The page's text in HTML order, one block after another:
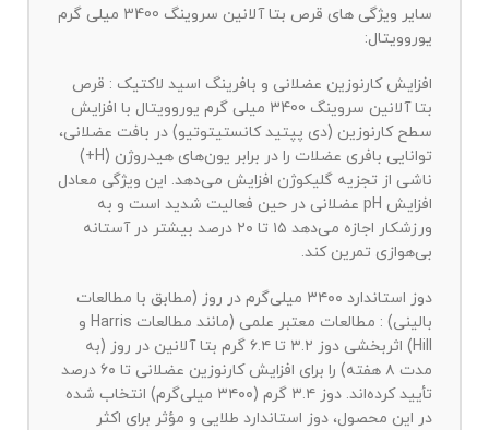
سایر ویژگی های قرص بتا آلانین سروینگ 3400 میلی گرم
یوروویتال:
افزایش کارنوزین عضلانی و بافرینگ اسید لاکتیک : قرص
بتا آلانین سروینگ 3400 میلی گرم یوروویتال با افزایش
سطح کارنوزین (دی پپتید کانستیتوتیو) در بافت عضلانی،
توانایی بافری عضلات را در برابر یون‌های هیدروژن (H+)
ناشی از تجزیه گلیکوژن افزایش می‌دهد. این ویژگی معادل
افزایش pH عضلانی در حین فعالیت شدید است و به
ورزشکار اجازه می‌دهد ۱۵ تا ۲۰ درصد بیشتر در آستانه
بی‌هوازی تمرین کند.
دوز استاندارد ۳۴۰۰ میلی‌گرم در روز (مطابق با مطالعات
بالینی) : مطالعات معتبر علمی (مانند مطالعات Harris و
Hill) اثربخشی دوز ۳.۲ تا ۶.۴ گرم بتا آلانین در روز (به
مدت ۸ هفته) را برای افزایش کارنوزین عضلانی تا ۶۰ درصد
تأیید کرده‌اند. دوز ۳.۴ گرم (۳۴۰۰ میلی‌گرم) انتخاب شده
در این محصول، دوز استاندارد طلایی و مؤثر برای اکثر